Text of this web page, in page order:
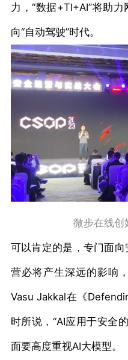
力，“数据+TI+AI”将助
向“自动驾驶”时代。
微步在线创
可以肯定的是，专门面
营必将产生深远的影响
Vasu Jakkal在《
时所说，“AI应用于安全
面要高度重视AI大模型。